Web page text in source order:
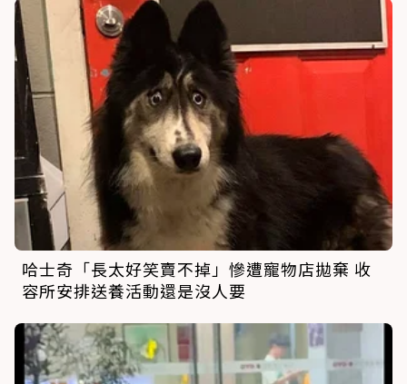
哈士奇「長太好笑賣不掉」慘遭寵物店拋棄 收
容所安排送養活動還是沒人要